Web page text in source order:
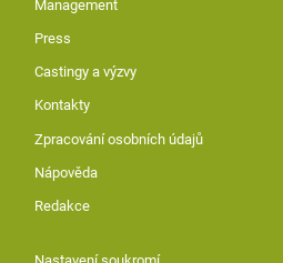
Management
Press
Castingy a výzvy
Kontakty
Zpracování osobních údajů
Nápověda
Redakce